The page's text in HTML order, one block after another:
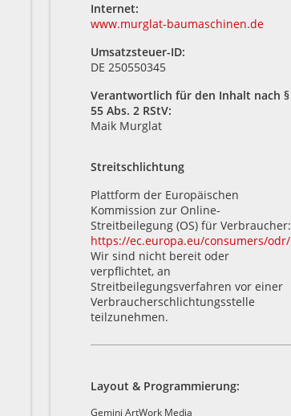
Internet:
www.murglat-baumaschinen.de
Umsatzsteuer-ID:
DE 250550345
Verantwortlich für den Inhalt nach §
55 Abs. 2 RStV:
Maik Murglat
Streitschlichtung
Plattform der Europäischen
Kommission zur Online-
Streitbeilegung (OS) für Verbraucher:
https://ec.europa.eu/consumers/odr/
Wir sind nicht bereit oder
verpflichtet, an
Streitbeilegungsverfahren vor einer
Verbraucherschlichtungsstelle
teilzunehmen.
Layout & Programmierung:
Gemini ArtWork Media